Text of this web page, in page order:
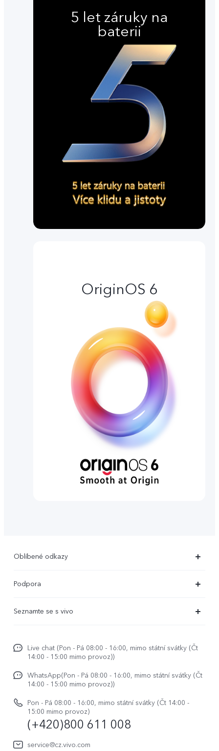
5 let záruky na
baterii
OriginOS 6
Oblíbené odkazy
X300
Y29s
Podpora
Funtouch OS
Požádat o opravu
Aktualizace systému
Uživatelský manuál
Protokol aktualizace
Seznamte se s vivo
Život ve vivo
Etiketa ve vivo
Právní upozornění
Udržitelnost
Live chat (Pon - Pá 08:00 - 16:00, mimo státní svátky (Čt
14:00 - 15:00 mimo provoz))
WhatsApp(Pon - Pá 08:00 - 16:00, mimo státní svátky (Čt
14:00 - 15:00 mimo provoz))
Pon - Pá 08:00 - 16:00, mimo státní svátky (Čt 14:00 -
15:00 mimo provoz)
(+420)800 611 008
service@cz.vivo.com